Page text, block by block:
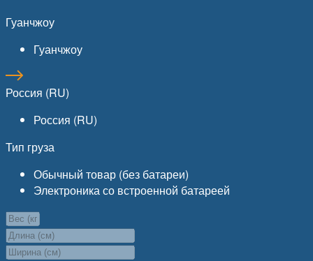
Гуанчжоу
Гуанчжоу
Россия (RU)
Россия (RU)
Тип груза
Обычный товар (без батареи)
Электроника со встроенной батареей